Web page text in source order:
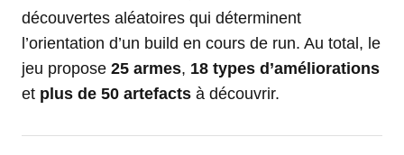
découvertes aléatoires qui déterminent
l’orientation d’un build en cours de run. Au total, le
jeu propose 25 armes, 18 types d’améliorations
et plus de 50 artefacts à découvrir.